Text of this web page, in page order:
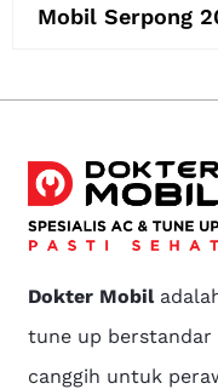
Mobil Serpong
Dokter Mobil
tune up berstandar
canggih untuk